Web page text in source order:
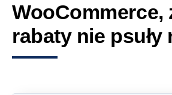
WooCommerce,
rabaty nie psuły